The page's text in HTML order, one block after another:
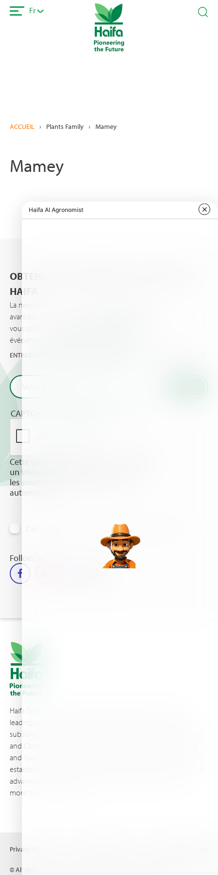
Aller
Fr
ACCUEIL › Plants Family › Mamey
Mamey
OBTENEZ LES DERNIÈRES ACTUALITÉS DE
HAIFA
La newsletter d’Haifa vous informe des dernières
avancées en matière de nutrition des plantes et
vous présente les dernières actualités et
événements importants vos cultures et pour vous.
ENTREZ VOTRE EMAIL ET OBTENEZ LES TOUTES DERNIÈRES DE HAIFA
CAPTCHA
Cette question sert à vérifier si vous êtes
un visiteur humain ou non afin d'éviter
les soumissions de pourriel (spam)
automatisées.
J'accepte de recevoir des informations par email
Follow us
Haifa Group is a multi-national corporation and a global
leading supplier of specialty fertilizers, operating through 19
subsidiaries worldwide, with production sites in Israel, France,
and Canada, as well as proprietary blending facilities in Brazil
and South Africa. Backed by extensive infrastructure and well-
established distribution and logistics networks, Haifa makes its
advanced plant nutrition solutions available to growers in
more than 100 countries.
© All rights reserved (2026) Haifa Negev technologies LTD
Privacy Policy